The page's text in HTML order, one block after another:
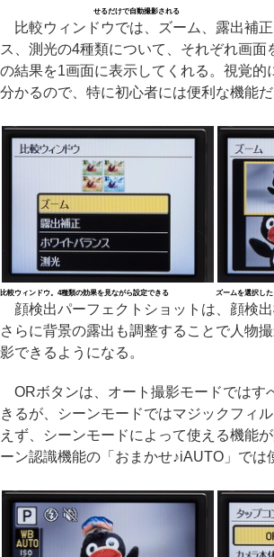
せるだけで自動撮影される
比較ウィンドウでは、ズーム、露出補
ス、測光の4種類について、それぞれ画面
の結果を1画面に表示してくれる。視覚的
分かるので、特に初心者には便利な機能だ
比較ウィンドウ。4種類の効果を見ながら設定できる ズームを選択し
顔検出パーフェクトショットは、顔検出
さらに背景の露出も調整することで人物
影できるようになる。
ORボタンは、オート撮影モードではす
きるが、シーンモードではマジックフィ
えず、シーンモードによって使える機能
ーン認識機能の「おまかせ♪iAUTO」では